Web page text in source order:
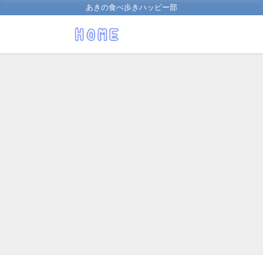
あきの食べ歩きハッピー部